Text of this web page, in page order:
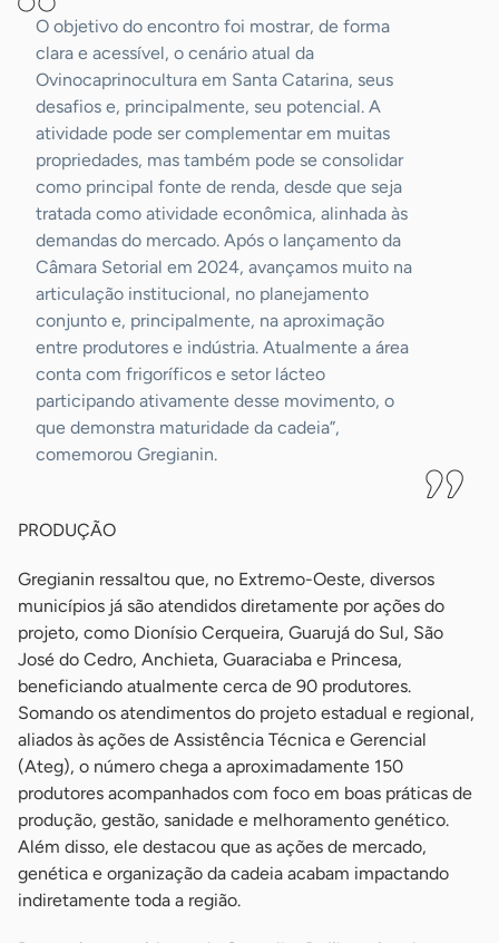
O objetivo do encontro foi mostrar, de forma
clara e acessível, o cenário atual da
Ovinocaprinocultura em Santa Catarina, seus
desafios e, principalmente, seu potencial. A
atividade pode ser complementar em muitas
propriedades, mas também pode se consolidar
como principal fonte de renda, desde que seja
tratada como atividade econômica, alinhada às
demandas do mercado. Após o lançamento da
Câmara Setorial em 2024, avançamos muito na
articulação institucional, no planejamento
conjunto e, principalmente, na aproximação
entre produtores e indústria. Atualmente a área
conta com frigoríficos e setor lácteo
participando ativamente desse movimento, o
que demonstra maturidade da cadeia”,
comemorou Gregianin.
PRODUÇÃO
Gregianin ressaltou que, no Extremo-Oeste, diversos
municípios já são atendidos diretamente por ações do
projeto, como Dionísio Cerqueira, Guarujá do Sul, São
José do Cedro, Anchieta, Guaraciaba e Princesa,
beneficiando atualmente cerca de 90 produtores.
Somando os atendimentos do projeto estadual e regional,
aliados às ações de Assistência Técnica e Gerencial
(Ateg), o número chega a aproximadamente 150
produtores acompanhados com foco em boas práticas de
produção, gestão, sanidade e melhoramento genético.
Além disso, ele destacou que as ações de mercado,
genética e organização da cadeia acabam impactando
indiretamente toda a região.